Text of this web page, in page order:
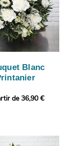
Blanc
de 36,90 €